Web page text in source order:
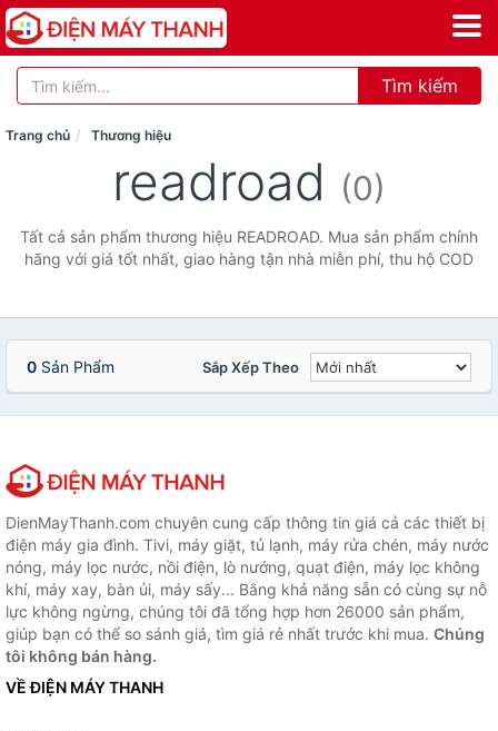
Tìm kiếm
Trang chủ Thương hiệu
readroad (0)
Tất cả sản phẩm thương hiệu READROAD. Mua sản phẩm chính
hãng với giá tốt nhất, giao hàng tận nhà miễn phí, thu hộ COD
0 Sản Phẩm Sắp Xếp Theo
DienMayThanh.com chuyên cung cấp thông tin giá cả các thiết bị
điện máy gia đình. Tivi, máy giặt, tủ lạnh, máy rửa chén, máy nước
nóng, máy lọc nước, nồi điện, lò nướng, quạt điện, máy lọc không
khí, máy xay, bàn ủi, máy sấy... Bằng khả năng sẵn có cùng sự nỗ
lực không ngừng, chúng tôi đã tổng hợp hơn 26000 sản phẩm,
giúp bạn có thể so sánh giá, tìm giá rẻ nhất trước khi mua. Chúng
tôi không bán hàng.
VỀ ĐIỆN MÁY THANH